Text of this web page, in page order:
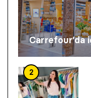
Carrefour’da
2